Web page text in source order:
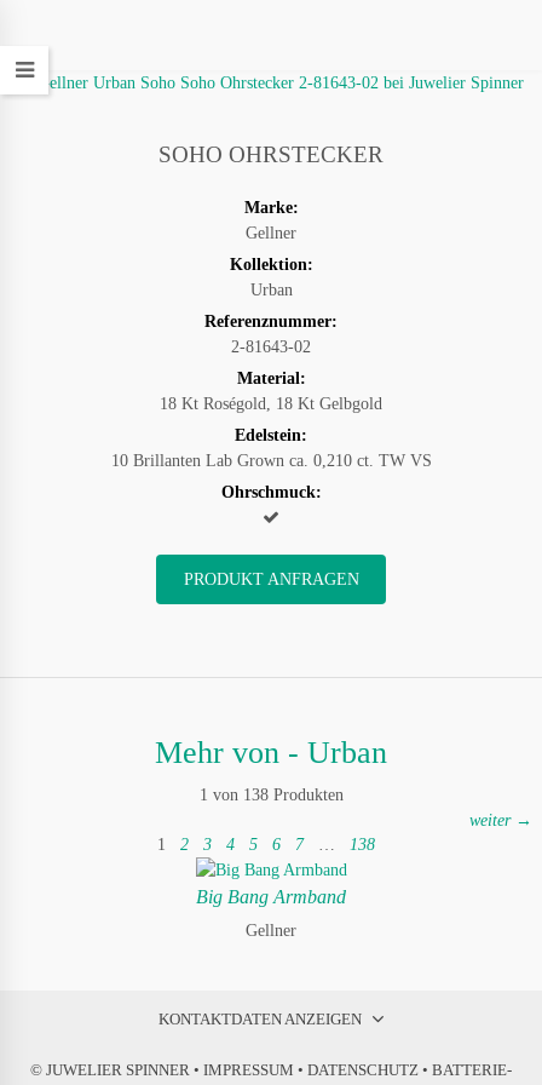
SOHO OHRSTECKER
Marke:
Gellner
Kollektion:
Urban
Referenznummer:
2-81643-02
Material:
18 Kt Roségold, 18 Kt Gelbgold
Edelstein:
10 Brillanten Lab Grown ca. 0,210 ct. TW VS
Ohrschmuck:
PRODUKT ANFRAGEN
Mehr von - Urban
1 von 138 Produkten
1 2 3 4 5 6 7 138
weiter →
Big Bang Armband
Gellner
KONTAKTDATEN ANZEIGEN
© JUWELIER SPINNER • IMPRESSUM • DATENSCHUTZ • BATTERIE-